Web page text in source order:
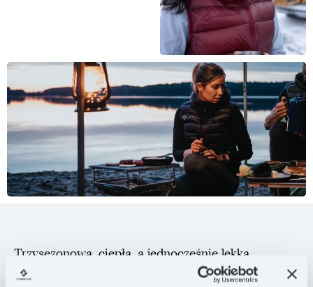
Trzysezonowa, ciepła, a jednocześnie lekka
kamizelka puchowa z kapturem, która zagwarantuje